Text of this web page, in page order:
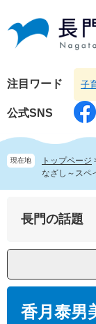
頭
す。
飛
し
本
文
へ
注目ワード 子
公式SNS
現在地 トップページ
なざし～スペ
長門の話題
香月泰男